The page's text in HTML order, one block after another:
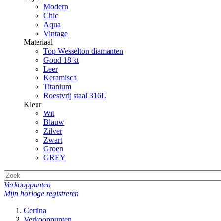
Modern
Chic
Aqua
Vintage
Materiaal
Top Wesselton diamanten
Goud 18 kt
Leer
Keramisch
Titanium
Roestvrij staal 316L
Kleur
Wit
Blauw
Zilver
Zwart
Groen
GREY
Verkooppunten
Mijn horloge registreren
Certina
Verkooppunten